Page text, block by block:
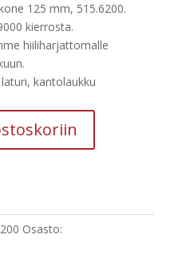
€.
on:
405,99 €.
125 mm, 515.6200.
kierrosta.
hiiliharjattomalle
kantolaukku
Osasto: